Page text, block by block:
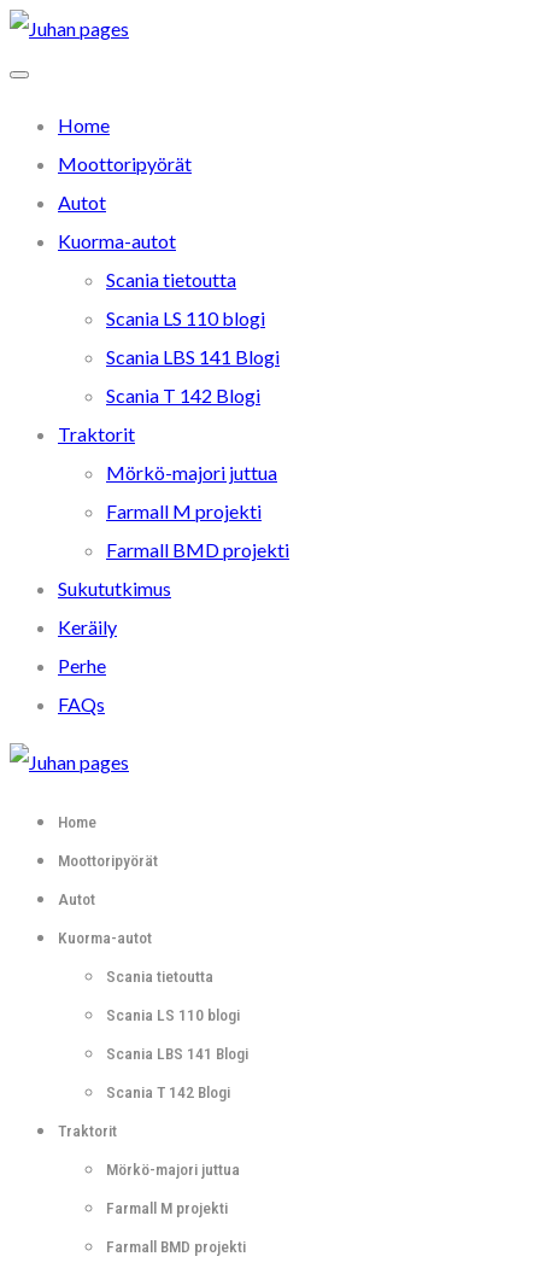
Home
Moottoripyörät
Autot
Kuorma-autot
Scania tietoutta
Scania LS 110 blogi
Scania LBS 141 Blogi
Scania T 142 Blogi
Traktorit
Mörkö-majori juttua
Farmall M projekti
Farmall BMD projekti
Sukututkimus
Keräily
Perhe
FAQs
Home
Moottoripyörät
Autot
Kuorma-autot
Scania tietoutta
Scania LS 110 blogi
Scania LBS 141 Blogi
Scania T 142 Blogi
Traktorit
Mörkö-majori juttua
Farmall M projekti
Farmall BMD projekti